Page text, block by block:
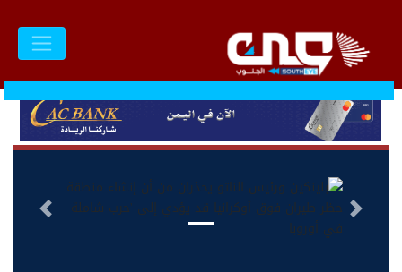
التالى السابق